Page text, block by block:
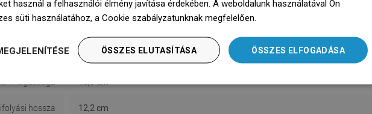
a készletben Nem
Termosztáttal Nem
magassága 15,6 cm
hossza 12,2 cm
LITHUANIAN
használ a felhasználói élmény javítása érdekében. A weboldalunk használatával Ön
süti használatához, a Cookie szabályzatunknak megfelelően.
ÖSSZES ELFOGADÁSA
ÖSSZES ELUTASÍTÁSA